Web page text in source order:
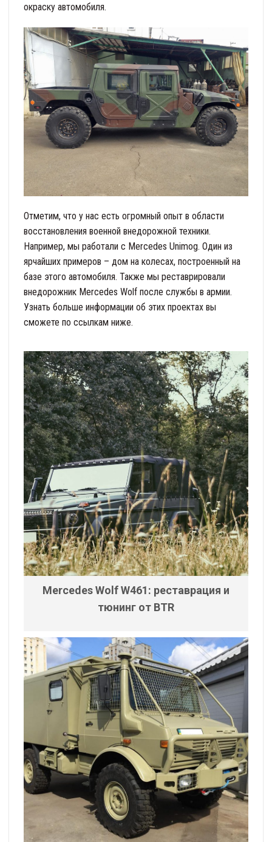
окраску автомобиля.
Отметим, что у нас есть огромный опыт в области
восстановления военной внедорожной техники.
Например, мы работали с Mercedes Unimog. Один из
ярчайших примеров – дом на колесах, построенный на
базе этого автомобиля. Также мы реставрировали
внедорожник Mercedes Wolf после службы в армии.
Узнать больше информации об этих проектах вы
сможете по ссылкам ниже.
Mercedes Wolf W461: реставрация и
тюнинг от BTR